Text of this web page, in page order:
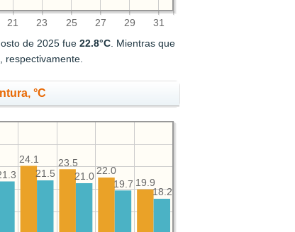
21 23 25 27 29 31
de 2025 fue22.8°C. Mientras que
, respectivamente.
°C
19.9
22.0
23.5
24.1
18.2
19.7
21.0
21.5